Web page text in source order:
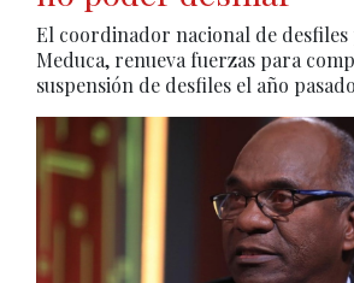
El coordinador nacional de
Meduca, renueva fuerzas para
suspensión de desfiles el año